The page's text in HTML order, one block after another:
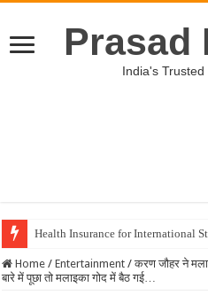
Prasad
India's Trusted
Health Insurance for International
Home / Entertainment / करण जौहर ने
बारे में पूछा तो मलाइका गोद में बैठ गई…